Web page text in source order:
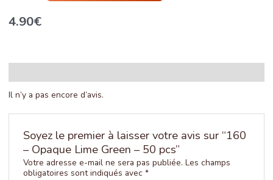
Opaque
50
4.90€
Il n’y a pas encore d’avis.
Soyez le premier à laisser votre avis sur “160
– Opaque Lime Green – 50 pcs”
Votre adresse e-mail ne sera pas publiée. Les champs
obligatoires sont indiqués avec *